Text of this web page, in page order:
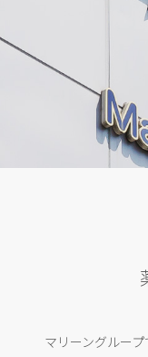
マリーングルー